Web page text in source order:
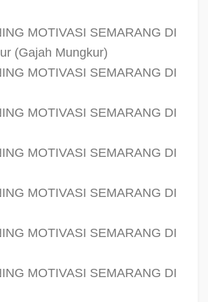
MOTIVASI SEMARANG DI
(Gajah Mungkur)
MOTIVASI SEMARANG DI
MOTIVASI SEMARANG DI
MOTIVASI SEMARANG DI
MOTIVASI SEMARANG DI
MOTIVASI SEMARANG DI
MOTIVASI SEMARANG DI